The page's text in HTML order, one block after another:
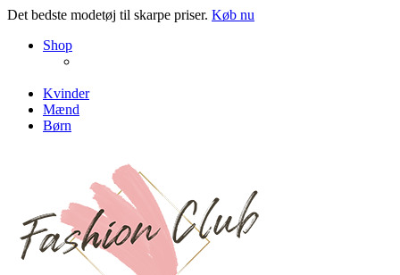
Det bedste modetøj til skarpe priser. Køb nu
Shop
Kvinder
Mænd
Børn